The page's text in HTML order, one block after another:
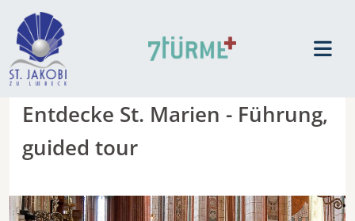
Entdecke St. Marien - Führung,
guided tour